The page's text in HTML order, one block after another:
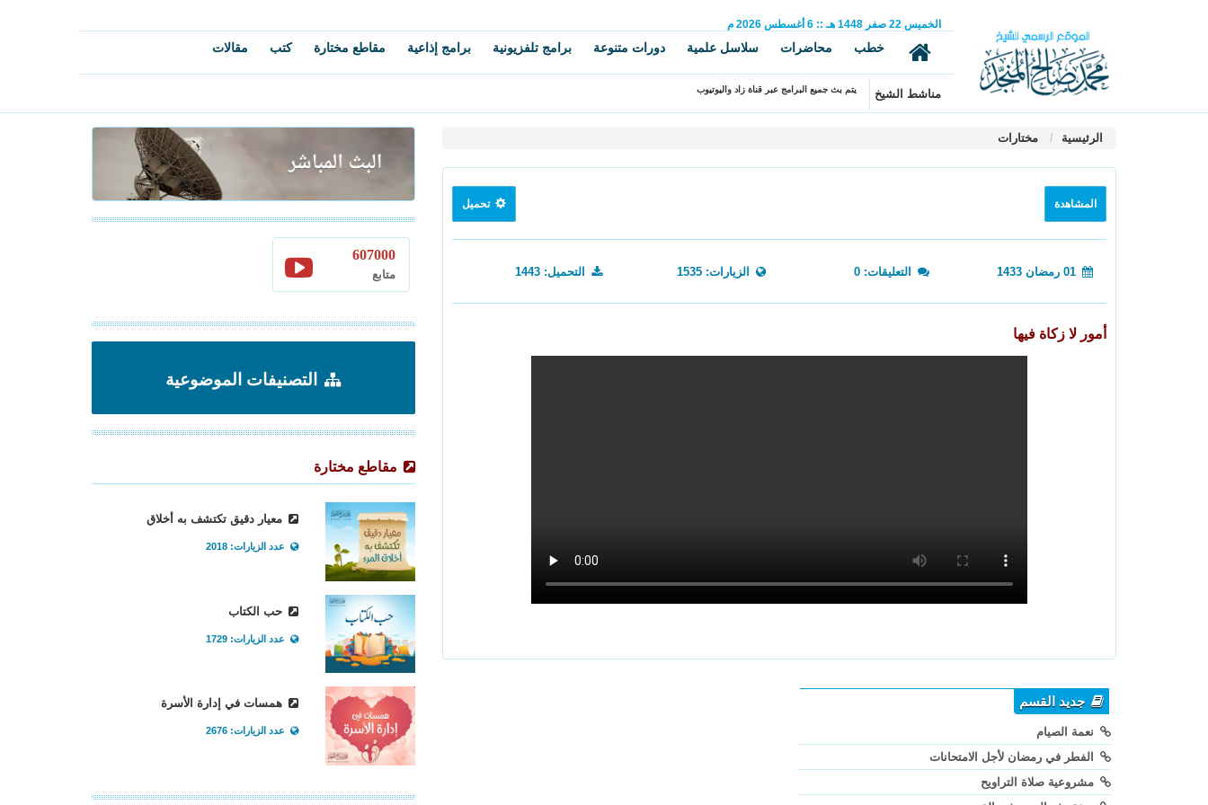
الخميس 22 صفر 1448 هـ ::
6 أغسطس 2026 م
خطب محاضرات سلاسل علمية دورات متنوعة برامج تلفزيونية برامج إذاعية مقاطع مختارة كتب مقالات
مناشط الشيخ يتم بث جميع البرامج عبر قناة زاد واليوتيوب
الرئيسية مختارات
المشاهدة تحميل
التعليقات: 0 الزيارات: 1535 التحميل: 1443
أمور لا زكاة فيها
جديد القسم
نعمة الصيام
الفطر في رمضان لأجل الامتحانات
مشروعية صلاة التراويح
607000
متابع
التصنيفات الموضوعية
مقاطع مختارة
معيار دقيق تكتشف به أخلاق
عدد الزيارات: 2018
حب الكتاب
عدد الزيارات: 1729
همسات في إدارة الأسرة
عدد الزيارات: 2676